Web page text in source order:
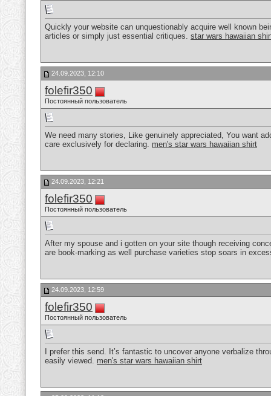
Quickly your website can unquestionably acquire well known
articles or simply just essential critiques. star wars hawaiian
24.09.2023, 12:10
folefir350
Постоянный пользователь
We need many stories, Like genuinely appreciated, You want
care exclusively for declaring. men's star wars hawaiian shirt
24.09.2023, 12:21
folefir350
Постоянный пользователь
After my spouse and i gotten on your site though receiving
are book-marking as well purchase varieties stop soars in
24.09.2023, 12:59
folefir350
Постоянный пользователь
I prefer this send. It’s fantastic to uncover anyone verbalize
easily viewed. men's star wars hawaiian shirt